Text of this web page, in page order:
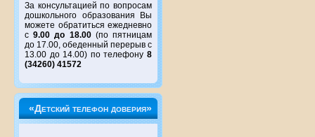
За консультацией по вопросам
дошкольного образования Вы
можете обратиться ежедневно
с9.00 до 18.00(по пятницам
до 17.00, обеденный перерыв с
13.00 до 14.00) по телефону 8
(34260) 41572
«Детский телефон доверия»